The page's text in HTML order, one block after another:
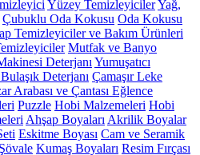
Yüzey TemizleyicilerYağ,
Çubuklu Oda Kokusu Oda Kokusu
Temizleyiciler ve Bakım Ürünleri
Mutfak ve Banyo
Deterjanı Yumuşatıcı
Deterjanı Çamaşır Leke
Arabası ve Çantası Eğlence
Puzzle Hobi Malzemeleri Hobi
Ahşap Boyaları Akrilik Boyalar
Eskitme Boyası Cam ve Seramik
Şövale Kumaş Boyaları Resim Fırçası